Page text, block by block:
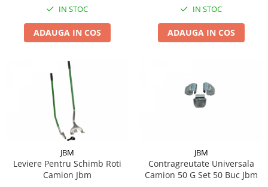
IN STOC
ADAUGA IN COS
IN STOC
ADAUGA IN COS
JBM
Leviere Pentru Schimb Roti
Camion Jbm
JBM
Contragreutate Universala
Camion 50 G Set 50 Buc Jbm